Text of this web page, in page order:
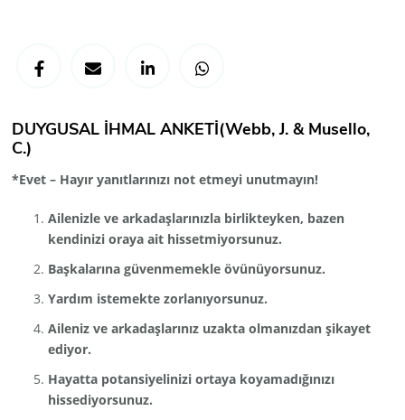
DUYGUSAL İHMAL ANKETİ(Webb, J. & Musello,
C.)
*Evet – Hayır yanıtlarınızı not etmeyi unutmayın!
Ailenizle ve arkadaşlarınızla birlikteyken, bazen
kendinizi oraya ait hissetmiyorsunuz.
Başkalarına güvenmemekle övünüyorsunuz.
Yardım istemekte zorlanıyorsunuz.
Aileniz ve arkadaşlarınız uzakta olmanızdan şikayet
ediyor.
Hayatta potansiyelinizi ortaya koyamadığınızı
hissediyorsunuz.